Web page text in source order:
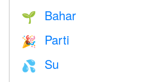
🌱 Bahar
🎉 Parti
💦 Su